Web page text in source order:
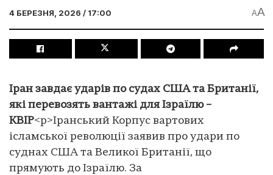
4 БЕРЕЗНЯ, 2026 / 17:00 AA
Іран завдає ударів по судах США та Британії,
які перевозять вантажі для Ізраїлю –
КВІР<p>Іранський Корпус вартових
ісламської революції заявив про удари по
суднах США та Великої Британії, що
прямують до Ізраїлю. За